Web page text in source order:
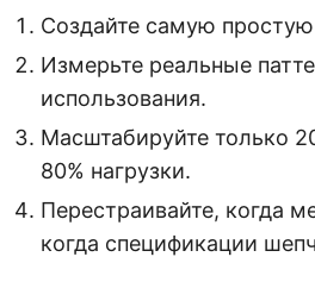
Создайте самую
Измерьте реальные
использования.
Масштабируйте только
80% нагрузки.
Перестраивайте, когда
когда спецификации